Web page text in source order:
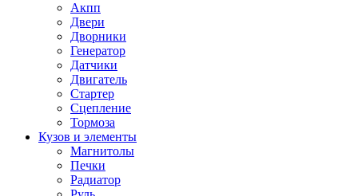
Акпп
Двери
Дворники
Генератор
Датчики
Двигатель
Стартер
Сцепление
Тормоза
Кузов и элементы
Магнитолы
Печки
Радиатор